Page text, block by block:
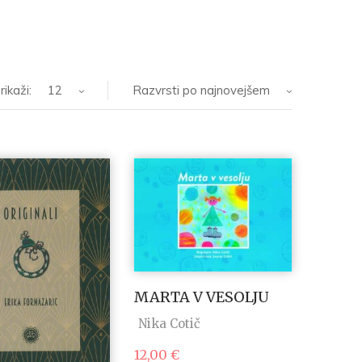
Razvrsti po najnovejšem
12
MARTA V VESOLJU
Nika Cotič
12,00 €